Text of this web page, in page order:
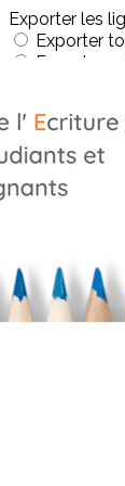
Exporter les
Exporter
Exporter
Menu
?>